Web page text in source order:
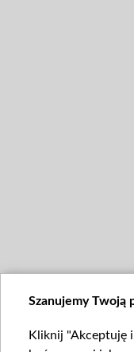
Szanujemy Twoją
Kliknij "Akceptuję